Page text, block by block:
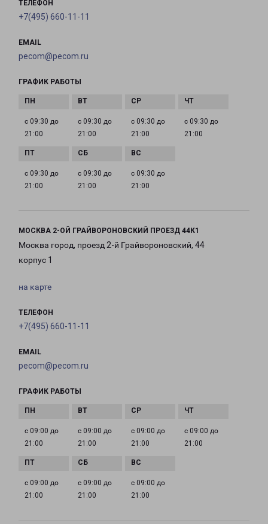
ТЕЛЕФОН
+7(495) 660-11-11
EMAIL
pecom@pecom.ru
ГРАФИК РАБОТЫ
с 09:30 до
21:00
с 09:30 до
21:00
с 09:30 до
21:00
с 09:30 до
21:00
с 09:30 до
21:00
с 09:30 до
21:00
с 09:30 до
21:00
МОСКВА 2-ОЙ ГРАЙВОРОНОВСКИЙ ПРОЕЗД 44К1
Москва город, проезд 2-й Грайвороновский, 44
корпус 1
на карте
ТЕЛЕФОН
+7(495) 660-11-11
EMAIL
pecom@pecom.ru
ГРАФИК РАБОТЫ
с 09:00 до
21:00
с 09:00 до
21:00
с 09:00 до
21:00
с 09:00 до
21:00
с 09:00 до
21:00
с 09:00 до
21:00
с 09:00 до
21:00